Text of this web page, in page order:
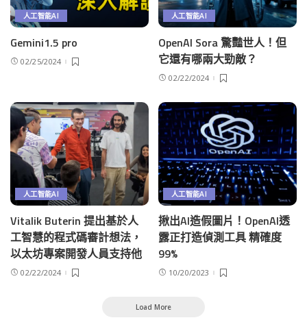
人工智能AI
Gemini1.5 pro
02/25/2024
人工智能AI
OpenAI Sora 驚豔世人！但
它還有哪兩大勁敵？
02/22/2024
人工智能AI
Vitalik Buterin 提出基於人
工智慧的程式碼審計想法，
以太坊專案開發人員支持他
02/22/2024
人工智能AI
揪出AI造假圖片！OpenAI透
露正打造偵測工具 精確度
99%
10/20/2023
Load More